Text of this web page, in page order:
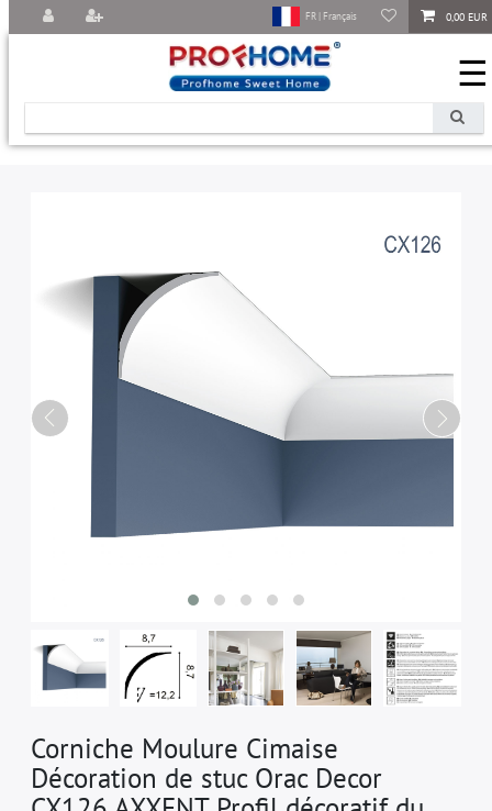
0,00 EUR
FR | Français
☰
Corniche Moulure Cimaise
Décoration de stuc Orac Decor